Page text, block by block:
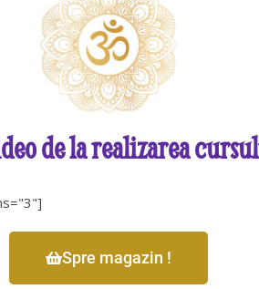
de la realizarea
Spre magazin !